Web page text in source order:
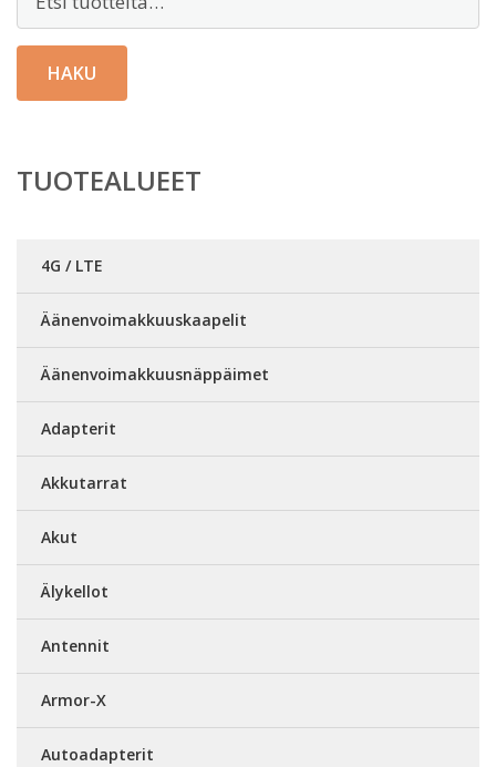
HAKU
TUOTEALUEET
4G / LTE
Äänenvoimakkuuskaapelit
Äänenvoimakkuusnäppäimet
Adapterit
Akkutarrat
Akut
Älykellot
Antennit
Armor-X
Autoadapterit